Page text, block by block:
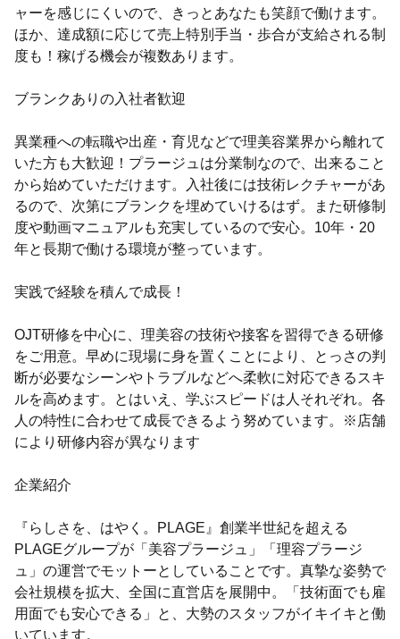
ャーを感じにくいので、きっとあなたも笑顔で働けます。
ほか、達成額に応じて売上特別手当・歩合が支給される制
度も！稼げる機会が複数あります。
ブランクありの入社者歓迎
異業種への転職や出産・育児などで理美容業界から離れて
いた方も大歓迎！プラージュは分業制なので、出来ること
から始めていただけます。入社後には技術レクチャーがあ
るので、次第にブランクを埋めていけるはず。また研修制
度や動画マニュアルも充実しているので安心。10年・20
年と長期で働ける環境が整っています。
実践で経験を積んで成長！
OJT研修を中心に、理美容の技術や接客を習得できる研修
をご用意。早めに現場に身を置くことにより、とっさの判
断が必要なシーンやトラブルなどへ柔軟に対応できるスキ
ルを高めます。とはいえ、学ぶスピードは人それぞれ。各
人の特性に合わせて成長できるよう努めています。※店舗
により研修内容が異なります
企業紹介
『らしさを、はやく。PLAGE』創業半世紀を超える
PLAGEグループが「美容プラージュ」「理容プラージ
ュ」の運営でモットーとしていることです。真摯な姿勢で
会社規模を拡大、全国に直営店を展開中。「技術面でも雇
用面でも安心できる」と、大勢のスタッフがイキイキと働
いています。